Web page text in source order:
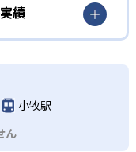
正確な発音の習得
テキストを使用し
力と文字化する理
む」「聞く」の4技
えたい人
ョンに重点を置
Q&A、言い換え練
実施する。段階的
母語感覚で習得し
ティーチング・ペ
を選べるため、学
選択可能だ。フォ
彩な学習法を組
ンス良く伸ばせ
る?
績
式サイトで公開
小牧駅
ん